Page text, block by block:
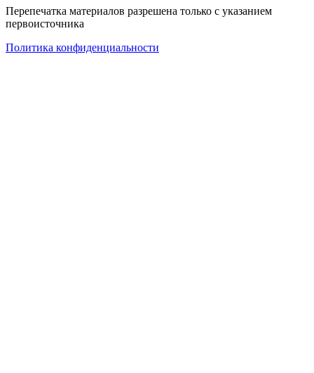
Перепечатка материалов разрешена только с указанием
первоисточника
Политика конфиденциальности